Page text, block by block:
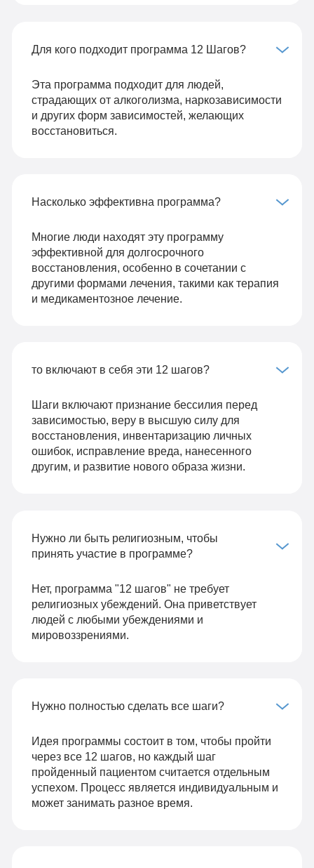
Для кого подходит программа 12 Шагов?
Эта программа подходит для людей,
страдающих от алкоголизма, наркозависимости
и других форм зависимостей, желающих
восстановиться.
Насколько эффективна программа?
Многие люди находят эту программу
эффективной для долгосрочного
восстановления, особенно в сочетании с
другими формами лечения, такими как терапия
и медикаментозное лечение.
то включают в себя эти 12 шагов?
Шаги включают признание бессилия перед
зависимостью, веру в высшую силу для
восстановления, инвентаризацию личных
ошибок, исправление вреда, нанесенного
другим, и развитие нового образа жизни.
Нужно ли быть религиозным, чтобы
принять участие в программе?
Нет, программа "12 шагов" не требует
религиозных убеждений. Она приветствует
людей с любыми убеждениями и
мировоззрениями.
Нужно полностью сделать все шаги?
Идея программы состоит в том, чтобы пройти
через все 12 шагов, но каждый шаг
пройденный пациентом считается отдельным
успехом. Процесс является индивидуальным и
может занимать разное время.